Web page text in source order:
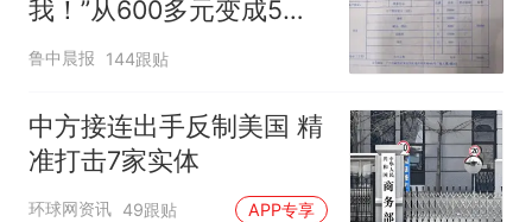
我！”从600多元变成5万
元，57岁保洁阿姨做医美
后眼睛肿到流泪、视物模
糊
鲁中晨报 144跟贴
中方接连出手反制美国 精
准打击7家实体
环球网资讯 49跟贴 APP专享